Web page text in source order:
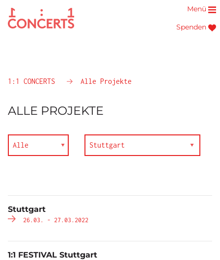
Spenden
Menü
1:1 CONCERTS Alle Projekte
ALLE PROJEKTE
Stuttgart
26.03. - 27.03.2022
1:1 FESTIVAL Stuttgart